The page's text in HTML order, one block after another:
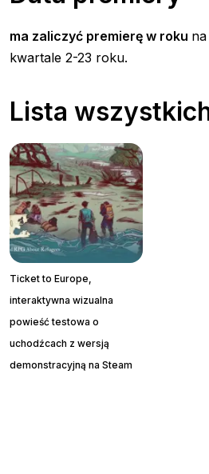
ma zaliczyć premierę w roku
kwartale 2-23 roku.
Lista
Ticket to Europe,
interaktywna wizualna
powieść testowa o
uchodźcach z wersją
demonstracyjną na Steam